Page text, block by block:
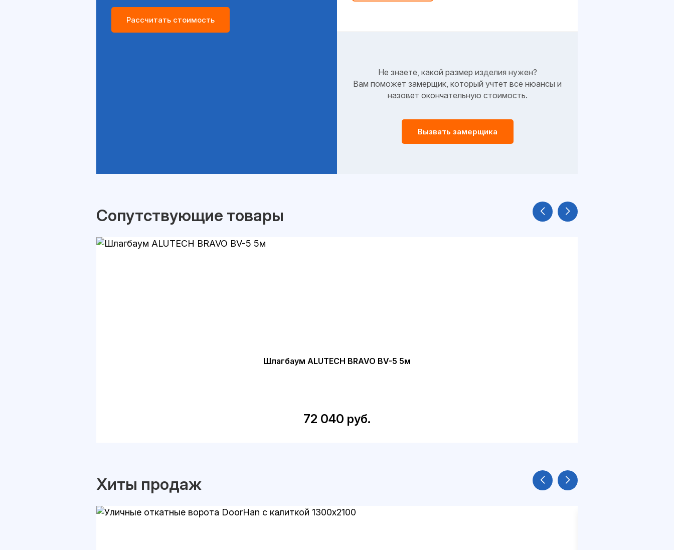
Рассчитать стоимость
Не знаете, какой размер изделия нужен?
Вам поможет замерщик, который учтет все нюансы и
назовет окончательную стоимость.
Вызвать замерщика
Сопутствующие товары
Шлагбаум ALUTECH BRAVO BV-5 5м
72 040 руб.
Хиты продаж